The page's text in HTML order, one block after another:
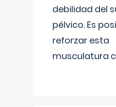
debilidad del
pélvico. Es
reforzar esta
musculatura